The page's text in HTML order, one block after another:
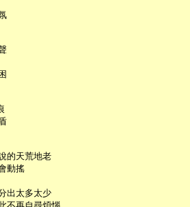
的天荒地老
動搖
出太多太少